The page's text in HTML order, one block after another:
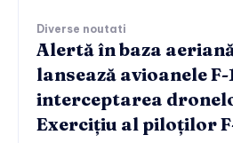
Diverse noutati
Alertă în baza
lansează avioanele
interceptarea
Exercițiu al piloților